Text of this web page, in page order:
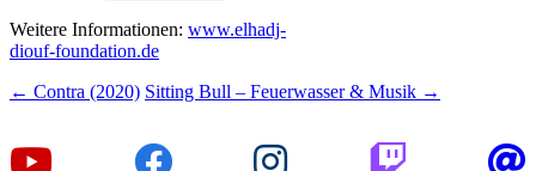
Weitere Informationen: www.elhadj-
diouf-foundation.de
Beitragsnavigation
← Contra (2020) Sitting Bull – Feuerwasser & Musik →